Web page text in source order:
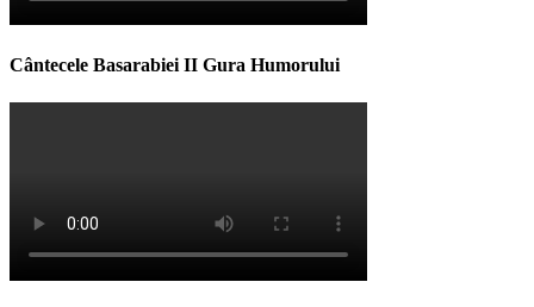
Cântecele Basarabiei II Gura Humorului